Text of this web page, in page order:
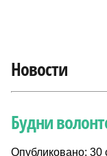
Новости
Будни
Опубликовано: 30